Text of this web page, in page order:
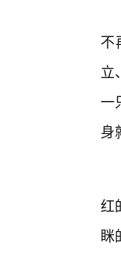
不
立
一
身
红
眯